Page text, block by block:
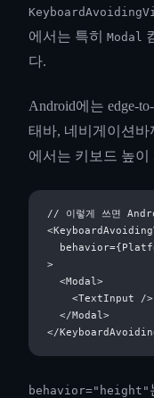
에서는 특히 Modal
다.
Android에는 edge-
태바, 네비게이션바
에서는 키보드 높이
// 이렇게 쓰면
>
  <Modal>
    <TextInput />
  </Modal>
behavior="height"